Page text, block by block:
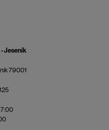
Jeseník
79001